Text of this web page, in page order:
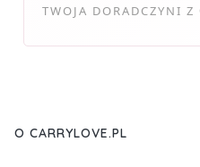
TWOJA DORADCZYNI Z
Linki w stopce
O CARRYLOVE.PL